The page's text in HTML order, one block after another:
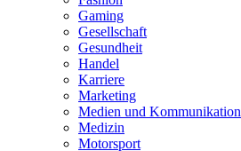
Gaming
Gesellschaft
Gesundheit
Handel
Karriere
Marketing
Medien und Kommunikation
Medizin
Motorsport